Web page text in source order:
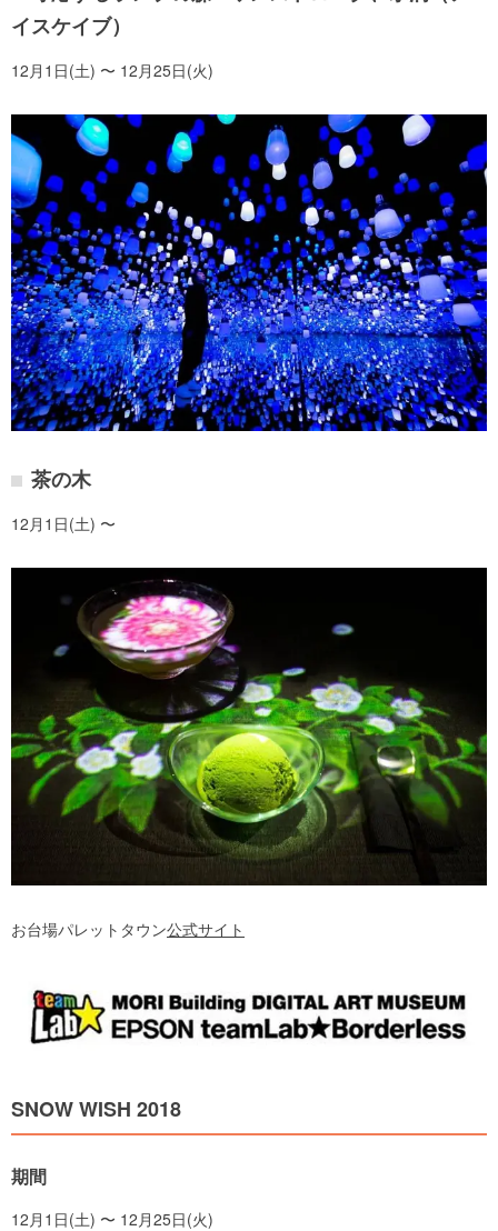
イスケイブ）
12月1日(土) 〜 12月25日(火)
茶の木
12月1日(土) 〜
お台場パレットタウン公式サイト
SNOW WISH 2018
期間
12月1日(土) 〜 12月25日(火)